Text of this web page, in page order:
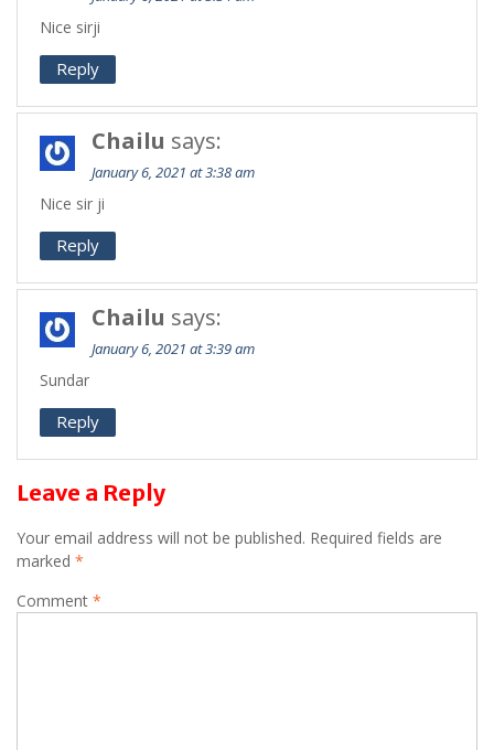
Nice sirji
Reply
Chailu says:
January 6, 2021 at 3:38 am
Nice sir ji
Reply
Chailu says:
January 6, 2021 at 3:39 am
Sundar
Reply
Leave a Reply
Your email address will not be published. Required fields are
marked *
Comment *